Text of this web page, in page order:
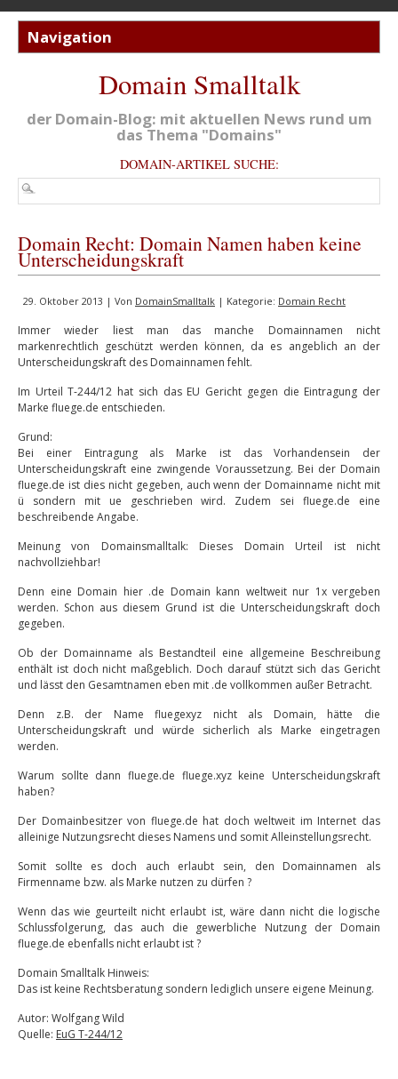
Domain Smalltalk
der Domain-Blog: mit aktuellen News rund um
das Thema "Domains"
DOMAIN-ARTIKEL SUCHE:
Domain Recht: Domain Namen haben keine
Unterscheidungskraft
29. Oktober 2013 | Von DomainSmalltalk | Kategorie: Domain Recht
Immer wieder liest man das manche Domainnamen nicht
markenrechtlich geschützt werden können, da es angeblich an der
Unterscheidungskraft des Domainnamen fehlt.
Im Urteil T-244/12 hat sich das EU Gericht gegen die Eintragung der
Marke fluege.de entschieden.
Grund:
Bei einer Eintragung als Marke ist das Vorhandensein der
Unterscheidungskraft eine zwingende Voraussetzung. Bei der Domain
fluege.de ist dies nicht gegeben, auch wenn der Domainname nicht mit
ü sondern mit ue geschrieben wird. Zudem sei fluege.de eine
beschreibende Angabe.
Meinung von Domainsmalltalk: Dieses Domain Urteil ist nicht
nachvollziehbar!
Denn eine Domain hier .de Domain kann weltweit nur 1x vergeben
werden. Schon aus diesem Grund ist die Unterscheidungskraft doch
gegeben.
Ob der Domainname als Bestandteil eine allgemeine Beschreibung
enthält ist doch nicht maßgeblich. Doch darauf stützt sich das Gericht
und lässt den Gesamtnamen eben mit .de vollkommen außer Betracht.
Denn z.B. der Name fluegexyz nicht als Domain, hätte die
Unterscheidungskraft und würde sicherlich als Marke eingetragen
werden.
Warum sollte dann fluege.de fluege.xyz keine Unterscheidungskraft
haben?
Der Domainbesitzer von fluege.de hat doch weltweit im Internet das
alleinige Nutzungsrecht dieses Namens und somit Alleinstellungsrecht.
Somit sollte es doch auch erlaubt sein, den Domainnamen als
Firmenname bzw. als Marke nutzen zu dürfen ?
Wenn das wie geurteilt nicht erlaubt ist, wäre dann nicht die logische
Schlussfolgerung, das auch die gewerbliche Nutzung der Domain
fluege.de ebenfalls nicht erlaubt ist ?
Domain Smalltalk Hinweis:
Das ist keine Rechtsberatung sondern lediglich unsere eigene Meinung.
Autor: Wolfgang Wild
Quelle: EuG T-244/12